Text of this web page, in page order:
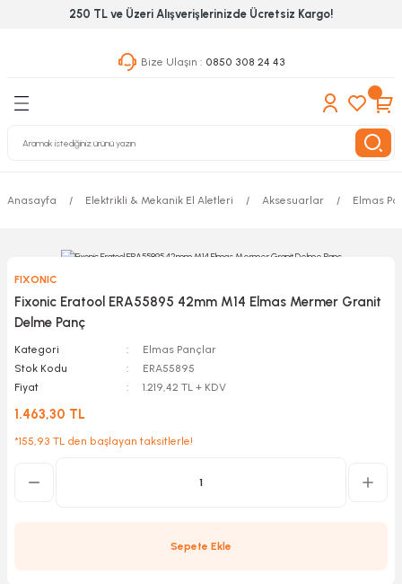
250 TL ve Üzeri Alışverişlerinizde Ücretsiz Kargo!
Bize Ulaşın : 0850 308 24 43
Geri Dön
Geri Dön
& Nalburiye
Grubu
Geri Dön
Anasayfa Elektrikli & Mekanik El Aletleri Aksesuarlar Elmas
FIXONIC
Fixonic Eratool ERA55895 42mm M14 Elmas Mermer Granit
Delme Panç
Kategori
Elmas Pançlar
Stok Kodu
ERA55895
Fiyat
1.219,42 TL + KDV
1.463,30 TL
*155,93 TL den başlayan taksitlerle!
Sepete Ekle